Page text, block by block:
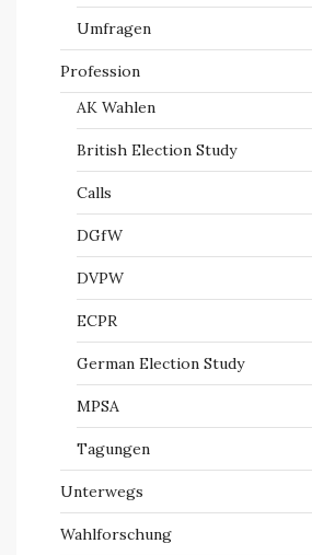
Umfragen
Profession
AK Wahlen
British Election Study
Calls
DGfW
DVPW
ECPR
German Election Study
MPSA
Tagungen
Unterwegs
Wahlforschung